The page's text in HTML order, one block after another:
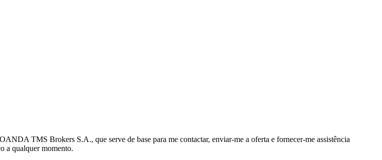
TMS Brokers S.A., que serve de base para me contactar, enviar-me a oferta e fornecer-me assistência
a qualquer momento.